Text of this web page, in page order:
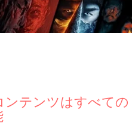
ンテンツはすべての